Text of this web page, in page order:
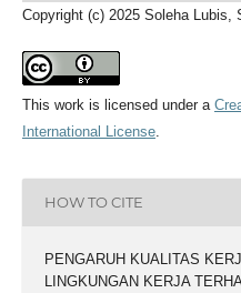
Copyright (c) 2025 Soleha Lubis,
This work is licensed under a
International License.
HOW TO CITE
PENGARUH KUALITAS
LINGKUNGAN KERJA